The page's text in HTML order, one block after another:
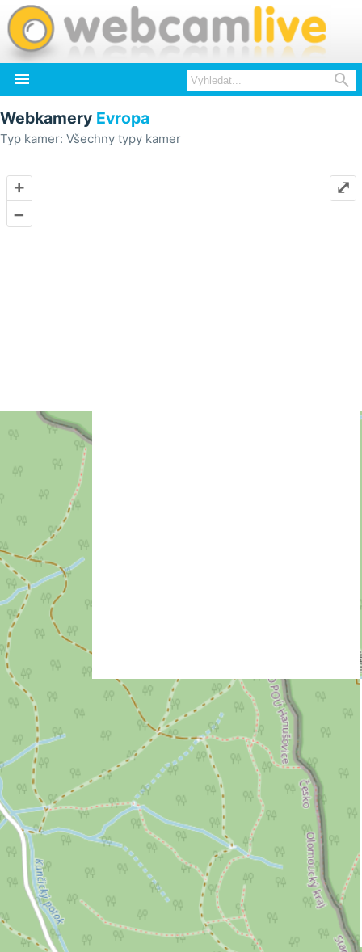
 
Webkamery Evropa
Typ kamer: Všechny typy kamer
+
–
⤢